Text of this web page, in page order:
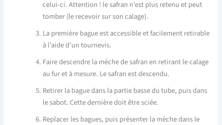
celui-ci. Attention ! le safran n’est plus retenu et peut
tomber (le recevoir sur son calage).
La première bague est accessible et facilement retirable
à l’aide d’un tournevis.
Faire descendre la mèche de safran en retirant le calage
au fur et à mesure. Le safran est descendu.
Retirer la bague dans la partie basse du tube, puis dans
le sabot. Cette dernière doit être sciée.
Replacer les bagues, puis présenter la mèche dans le